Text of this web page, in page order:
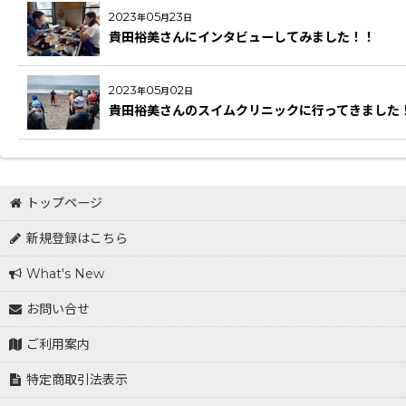
2023年05月23 日
貴田裕美さんにインタビューしてみました！！
2023年05月 02日
貴田裕美さんのスイムクリニックに行ってきました
トップページ
新規登録はこちら
What's New
お問い合せ
ご利用案内
特定商取引法表示